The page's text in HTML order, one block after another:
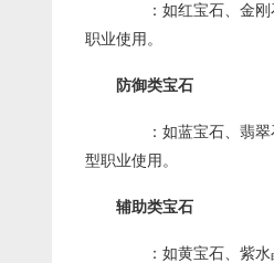
：如红宝石、金刚
职业使用。
防御类宝石
：如蓝宝石、翡翠
型职业使用。
辅助类宝石
：如黄宝石、紫水